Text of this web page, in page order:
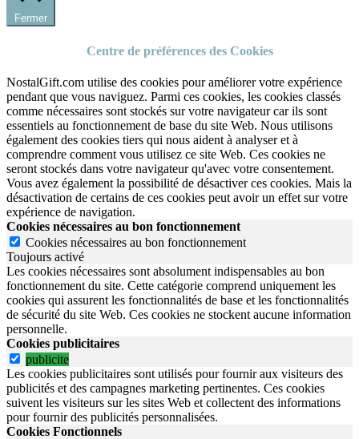
Fermer
Centre de préférences des Cookies
NostalGift.com utilise des cookies pour améliorer votre expérience
pendant que vous naviguez. Parmi ces cookies, les cookies classés
comme nécessaires sont stockés sur votre navigateur car ils sont
essentiels au fonctionnement de base du site Web. Nous utilisons
également des cookies tiers qui nous aident à analyser et à
comprendre comment vous utilisez ce site Web. Ces cookies ne
seront stockés dans votre navigateur qu'avec votre consentement.
Vous avez également la possibilité de désactiver ces cookies. Mais la
désactivation de certains de ces cookies peut avoir un effet sur votre
expérience de navigation.
Cookies nécessaires au bon fonctionnement
Cookies nécessaires au bon fonctionnement
Toujours activé
Les cookies nécessaires sont absolument indispensables au bon
fonctionnement du site. Cette catégorie comprend uniquement les
cookies qui assurent les fonctionnalités de base et les fonctionnalités
de sécurité du site Web. Ces cookies ne stockent aucune information
personnelle.
Cookies publicitaires
publicite
Les cookies publicitaires sont utilisés pour fournir aux visiteurs des
publicités et des campagnes marketing pertinentes. Ces cookies
suivent les visiteurs sur les sites Web et collectent des informations
pour fournir des publicités personnalisées.
Cookies Fonctionnels